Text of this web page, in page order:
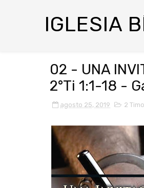
IGLESIA
02 - UNA
2°Ti 1:1-18 -
agosto 25, 2019 2